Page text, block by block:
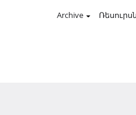
Archive